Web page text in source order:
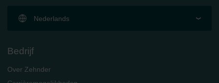
Zehnder Group İç Mekan İklimlendirme Sanayi ve Ticaret
Limitet Şirketi: Web Sitesi Çerezleri
Zehnder Group Schweiz AG: Datenschutz
Zehnder Polska Sp. z o.o.: Oświadczenie o ochronie
Nederlands
Bedrijf
Over Zehnder